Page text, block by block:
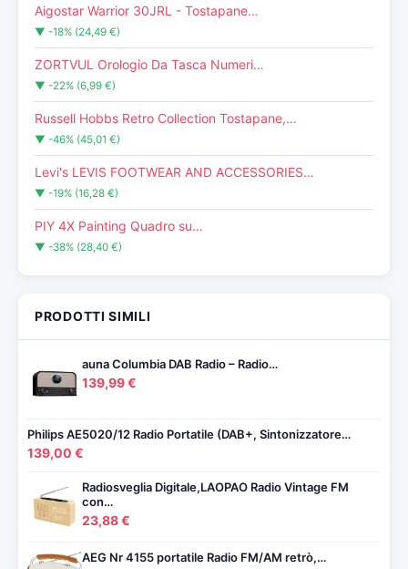
Aigostar Warrior 30JRL - Tostapane…
▼ -18% (24,49 €)
ZORTVUL Orologio Da Tasca Numeri…
▼ -22% (6,99 €)
Russell Hobbs Retro Collection Tostapane,…
▼ -46% (45,01 €)
Levi's LEVIS FOOTWEAR AND ACCESSORIES…
▼ -19% (16,28 €)
PIY 4X Painting Quadro su…
▼ -38% (28,40 €)
PRODOTTI SIMILI
auna Columbia DAB Radio – Radio…
139,99 €
Philips AE5020/12 Radio Portatile (DAB+, Sintonizzatore…
139,00 €
Radiosveglia Digitale,LAOPAO Radio Vintage FM
con…
23,88 €
AEG Nr 4155 portatile Radio FM/AM retrò,…